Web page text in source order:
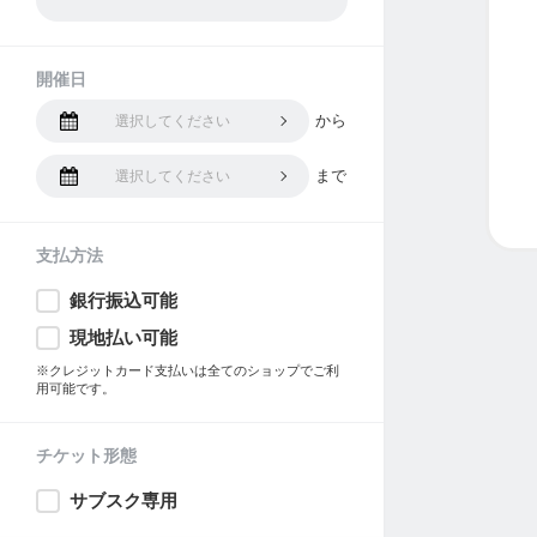
開催日
選択してください から
選択してください まで
支払方法
銀行振込可能
現地払い可能
※クレジットカード支払いは全てのショップでご利
用可能です。
チケット形態
サブスク専用